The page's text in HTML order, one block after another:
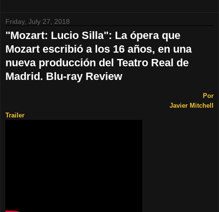
Friday, July 27, 2018
"Mozart: Lucio Silla": La ópera que
Mozart escribió a los 16 años, en una
nueva producción del Teatro Real de
Madrid. Blu-ray Review
Por
Javier Mitchell
Trailer